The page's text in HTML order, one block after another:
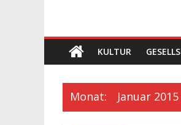
kultur,
wissenschaft
und
KULTUR
Monat: Januar 2015